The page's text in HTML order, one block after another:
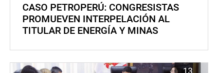
CASO PETROPERÚ: CONGRESISTAS
PROMUEVEN INTERPELACIÓN AL
TITULAR DE ENERGÍA Y MINAS
13